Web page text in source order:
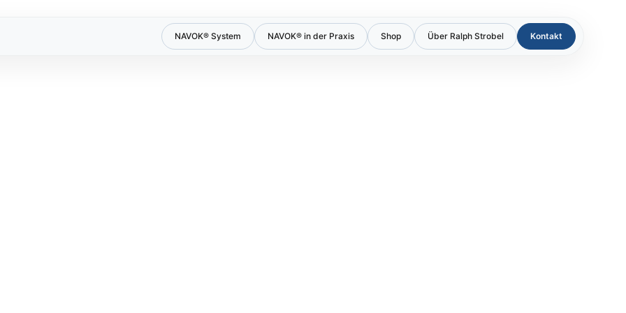
NAVOK® System NAVOK® in der Praxis Shop Über Ralph Strobel Kontakt